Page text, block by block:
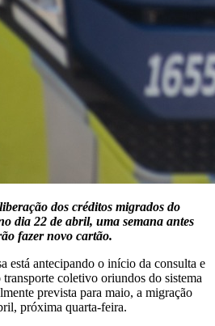
dos créditos migrados do
dia 22 de abril, uma semana antes
fazer novo cartão.
está antecipando o início da consulta e
coletivo oriundos do sistema
prevista para maio, a migração
próxima quarta-feira.